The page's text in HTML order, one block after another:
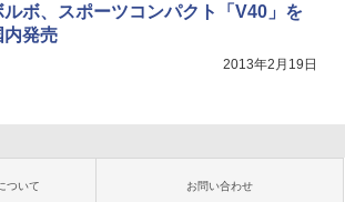
ルボ、スポーツコンパクト「V40」を
内発売
2013年2月19日
ついて お問い合わせ